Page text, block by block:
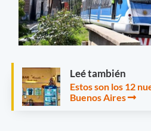
Leé también
Estos son los 12
Buenos Aires